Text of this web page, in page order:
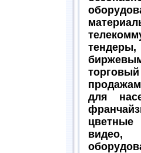
тендеры,
для
цветные